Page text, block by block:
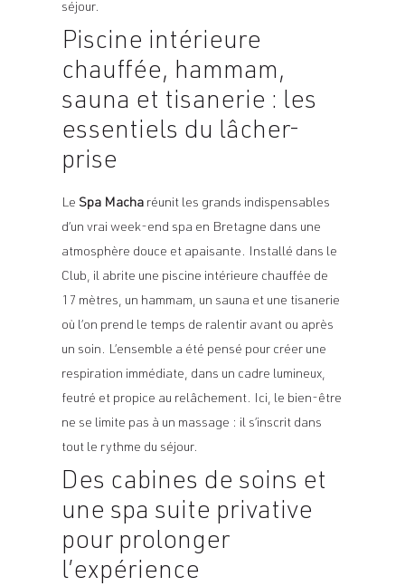
séjour.
Piscine intérieure
chauffée, hammam,
sauna et tisanerie : les
essentiels du lâcher-
prise
Le Spa Macharéunit les grands indispensables
d’un vrai week-end spa en Bretagne dans une
atmosphère douce et apaisante. Installé dans le
Club, il abrite une piscine intérieure chauffée de
17 mètres, un hammam, un sauna et une tisanerie
où l’on prend le temps de ralentir avant ou après
un soin. L’ensemble a été pensé pour créer une
respiration immédiate, dans un cadre lumineux,
feutré et propice au relâchement. Ici, le bien-être
ne se limite pas à un massage : il s’inscrit dans
tout le rythme du séjour.
Des cabines de soins et
une spa suite privative
pour prolonger
l’expérience